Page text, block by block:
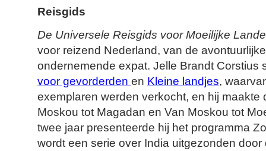
Reisgids
De Universele Reisgids voor Moeilijke
voor reizend Nederland, van de
ondernemende expat. Jelle Brandt Corstius
voor gevorderden en Kleine landjes,
exemplaren werden verkocht, en hij maakte
Moskou tot Magadan en Van Moskou tot
twee jaar presenteerde hij het programma
wordt een serie over India uitgezonden door